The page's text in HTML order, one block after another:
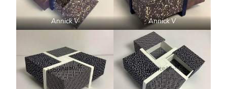
Annick V Annick V